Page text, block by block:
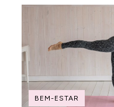
BEM-ESTAR